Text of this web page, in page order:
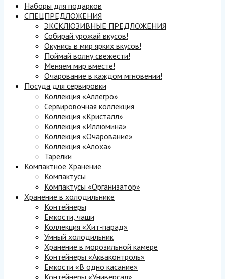
Наборы для подарков
СПЕЦПРЕДЛОЖЕНИЯ
ЭКСКЛЮЗИВНЫЕ ПРЕДЛОЖЕНИЯ
Собирай урожай вкусов!
Окунись в мир ярких вкусов!
Поймай волну свежести!
Меняем мир вместе!
Очарование в каждом мгновении!
Посуда для сервировки
Коллекция «Аллегро»
Сервировочная коллекция
Коллекция «Кристалл»
Коллекция «Иллюмина»
Коллекция «Очарование»
Коллекция «Алоха»
Тарелки
Компактное Хранение
Компактусы
Компактусы «Организатор»
Хранение в холодильнике
Контейнеры
Емкости, чаши
Коллекция «Хит-парад»
Умный холодильник
Хранение в морозильной камере
Контейнеры «Акваконтроль»
Емкости «В одно касание»
Контейнеры «Универсал»